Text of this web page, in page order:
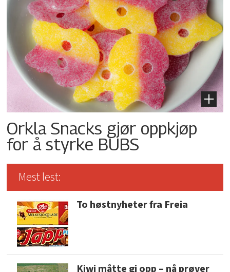
Orkla Snacks gjør oppkjøp
for å styrke BUBS
Mest lest:
To høstnyheter fra Freia
Kiwi måtte gi opp – nå prøver